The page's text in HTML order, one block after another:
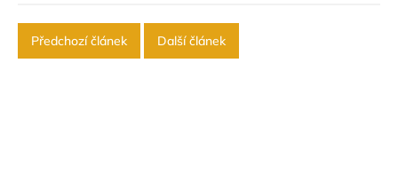
Předchozí článek Další článek